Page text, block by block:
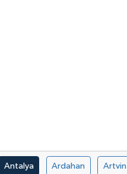
Antalya Ardahan Artvin